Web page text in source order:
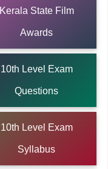
Kerala State Film
Awards
10th Level Exam
Questions
10th Level Exam
Syllabus